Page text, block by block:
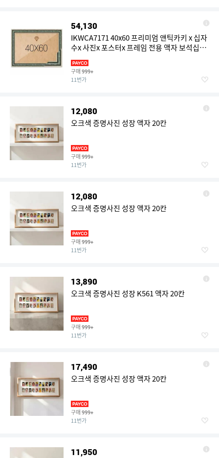
54,130
IKWCA7171 40x60 프리미엄 앤틱카키 x 십자
수x 사진x 포스터x 프레임 전용 액자 보석십자
수 직사각형
구매 999+
11번가
12,080
오크색 증명사진 성장 액자 20칸
구매 999+
11번가
12,080
오크색 증명사진 성장 액자 20칸
구매 999+
11번가
13,890
오크색 증명사진 성장 K561 액자 20칸
구매 999+
11번가
17,490
오크색 증명사진 성장 액자 20칸
구매 999+
11번가
11,950